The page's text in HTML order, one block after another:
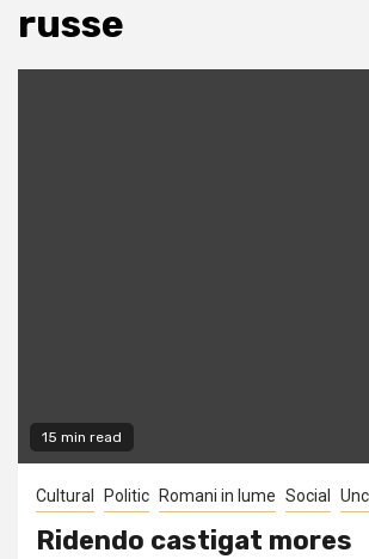
russe
15 min read
Cultural Politic Romani in lume Social
Ridendo castigat mores